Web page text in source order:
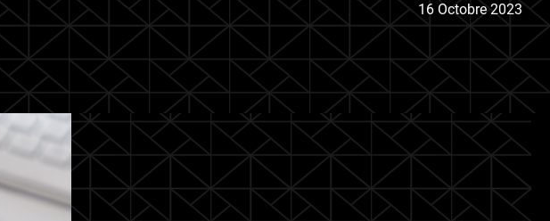
16 Octobre 2023